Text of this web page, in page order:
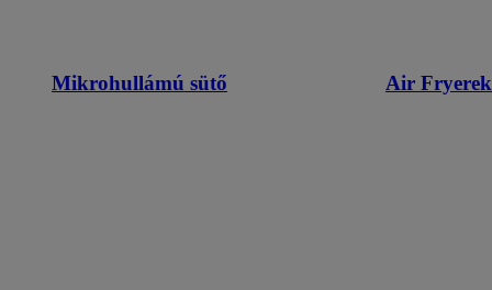
Mikrohullámú sütő Air Fryerek